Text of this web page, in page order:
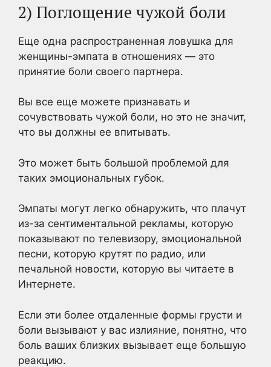
2) Поглощение чужой боли
Еще одна распространенная ловушка для
женщины-эмпата в отношениях — это
принятие боли своего партнера.
Вы все еще можете признавать и
сочувствовать чужой боли, но это не значит,
что вы должны ее впитывать.
Это может быть большой проблемой для
таких эмоциональных губок.
Эмпаты могут легко обнаружить, что плачут
из-за сентиментальной рекламы, которую
показывают по телевизору, эмоциональной
песни, которую крутят по радио, или
печальной новости, которую вы читаете в
Интернете.
Если эти более отдаленные формы грусти и
боли вызывают у вас излияние, понятно, что
боль ваших близких вызывает еще большую
реакцию.